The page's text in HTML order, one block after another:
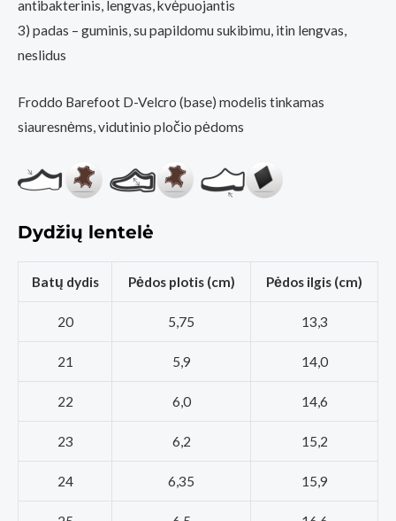
antibakterinis, lengvas, kvėpuojantis
3) padas – guminis, su papildomu sukibimu, itin lengvas,
neslidus
Froddo Barefoot D-Velcro (base) modelis tinkamas
siauresnėms, vidutinio pločio pėdoms
Dydžių lentelė
Batų dydis Pėdos plotis (cm) Pėdos ilgis (cm)
20 5,75 13,3
21 5,9 14,0
22 6,0 14,6
23 6,2 15,2
24 6,35 15,9